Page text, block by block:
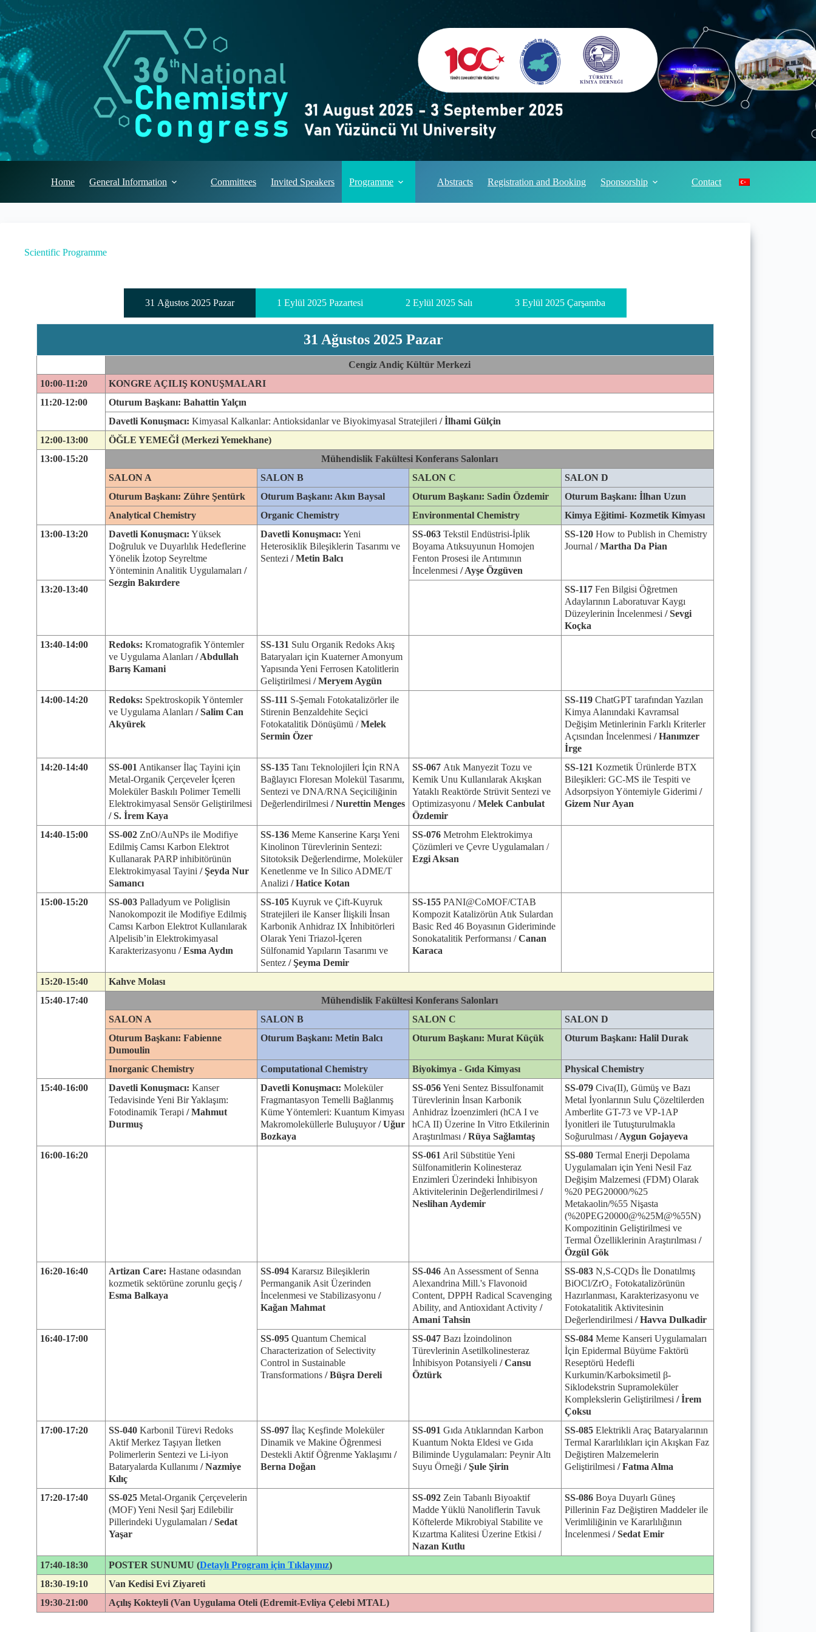
Home General Information Committees Invited Speakers Programme Abstracts Registration and Booking Sponsorship Contact
Scientific Programme
31 Ağustos 2025 Pazar 1 Eylül 2025 Pazartesi 2 Eylül 2025 Salı 3 Eylül 2025 Çarşamba
31 Ağustos 2025 Pazar
Cengiz Andiç Kültür Merkezi
10:00-11:20
KONGRE AÇILIŞ KONUŞMALARI
11:20-12:00
Oturum Başkanı: Bahattin Yalçın
Davetli Konuşmacı: Kimyasal Kalkanlar: Antioksidanlar ve Biyokimyasal Stratejileri / İlhami Gülçin
12:00-13:00
ÖĞLE YEMEĞİ (Merkezi Yemekhane)
13:00-15:20
Mühendislik Fakültesi Konferans Salonları
SALON A
SALON B SALON C
SALON D
Oturum Başkanı: Zühre Şentürk
Oturum Başkanı: Akın Baysal Oturum Başkanı: Sadin Özdemir
Oturum Başkanı: İlhan Uzun
Analytical Chemistry
Organic Chemistry Environmental Chemistry
Kimya Eğitimi- Kozmetik Kimyası
13:00-13:20
Davetli Konuşmacı: Yüksek
Doğruluk ve Duyarlılık Hedeflerine
Yönelik İzotop Seyreltme
Yönteminin Analitik Uygulamaları /
Sezgin Bakırdere
Davetli Konuşmacı: Yeni
Heterosiklik Bileşiklerin Tasarımı ve
Sentezi / Metin Balcı
SS-063 Tekstil Endüstrisi-İplik
Boyama Atıksuyunun Homojen
Fenton Prosesi ile Arıtımının
İncelenmesi / Ayşe Özgüven
SS-120 How to Publish in Chemistry
Journal / Martha Da Pian
13:20-13:40 SS-117 Fen Bilgisi Öğretmen
Adaylarının Laboratuvar Kaygı
Düzeylerinin İncelenmesi / Sevgi
Koçka
13:40-14:00
Redoks: Kromatografik Yöntemler
ve Uygulama Alanları / Abdullah
Barış Kamani
SS-131 Sulu Organik Redoks Akış
Bataryaları için Kuaterner Amonyum
Yapısında Yeni Ferrosen Katolitlerin
Geliştirilmesi / Meryem Aygün
14:00-14:20
Redoks: Spektroskopik Yöntemler
ve Uygulama Alanları / Salim Can
Akyürek
SS-111 S-Şemalı Fotokatalizörler ile
Stirenin Benzaldehite Seçici
Fotokatalitik Dönüşümü /Melek
Sermin Özer
SS-119 ChatGPT tarafından Yazılan
Kimya Alanındaki Kavramsal
Değişim Metinlerinin Farklı Kriterler
Açısından İncelenmesi / Hanımzer
İrge
14:20-14:40
SS-001 Antikanser İlaç Tayini için
Metal-Organik Çerçeveler İçeren
Moleküler Baskılı Polimer Temelli
Elektrokimyasal Sensör Geliştirilmesi
/ S. İrem Kaya
SS-135 Tanı Teknolojileri İçin RNA
Bağlayıcı Floresan Molekül Tasarımı,
Sentezi ve DNA/RNA Seçiciliğinin
Değerlendirilmesi / Nurettin Menges
SS-067 Atık Manyezit Tozu ve
Kemik Unu Kullanılarak Akışkan
Yataklı Reaktörde Strüvit Sentezi ve
Optimizasyonu / Melek Canbulat
Özdemir
SS-121 Kozmetik Ürünlerde BTX
Bileşikleri: GC-MS ile Tespiti ve
Adsorpsiyon Yöntemiyle Giderimi /
Gizem Nur Ayan
14:40-15:00 SS-002 ZnO/AuNPs ile Modifiye
Edilmiş Camsı Karbon Elektrot
Kullanarak PARP inhibitörünün
Elektrokimyasal Tayini / Şeyda Nur
Samancı
SS-136 Meme Kanserine Karşı Yeni
Kinolinon Türevlerinin Sentezi:
Sitotoksik Değerlendirme, Moleküler
Kenetlenme ve In Silico ADME/T
Analizi / Hatice Kotan
SS-076 Metrohm Elektrokimya
Çözümleri ve Çevre Uygulamaları /
Ezgi Aksan
15:00-15:20 SS-003 Palladyum ve Poliglisin
Nanokompozit ile Modifiye Edilmiş
Camsı Karbon Elektrot Kullanılarak
Alpelisib’in Elektrokimyasal
Karakterizasyonu / Esma Aydın
SS-105 Kuyruk ve Çift-Kuyruk
Stratejileri ile Kanser İlişkili İnsan
Karbonik Anhidraz IX İnhibitörleri
Olarak Yeni Triazol-İçeren
Sülfonamid Yapıların Tasarımı ve
Sentez / Şeyma Demir
SS-155 PANI@CoMOF/CTAB
Kompozit Katalizörün Atık Sulardan
Basic Red 46 Boyasının Gideriminde
Sonokatalitik Performansı /Canan
Karaca
15:20-15:40
Kahve Molası
15:40-17:40
Mühendislik Fakültesi Konferans Salonları
SALON A
SALON B SALON C
SALON D
Oturum Başkanı: Fabienne
Dumoulin
Oturum Başkanı: Metin Balcı Oturum Başkanı: Murat Küçük Oturum Başkanı: Halil Durak
Inorganic Chemistry Computational Chemistry Biyokimya - Gıda Kimyası
Physical Chemistry
15:40-16:00
Davetli Konuşmacı: Kanser
Tedavisinde Yeni Bir Yaklaşım:
Fotodinamik Terapi / Mahmut
Durmuş
Davetli Konuşmacı: Moleküler
Fragmantasyon Temelli Bağlanmış
Küme Yöntemleri: Kuantum Kimyası
Makromoleküllerle Buluşuyor/ Uğur
Bozkaya
SS-056Yeni Sentez Bissulfonamit
Türevlerinin İnsan Karbonik
Anhidraz İzoenzimleri (hCA I ve
hCA II) Üzerine In Vitro Etkilerinin
Araştırılması / Rüya Sağlamtaş
SS-079 Civa(II), Gümüş ve Bazı
Metal İyonlarının Sulu Çözeltilerden
Amberlite GT-73 ve VP-1AP
İyonitleri ile Tutuşturulmakla
Soğurulması / Aygun Gojayeva
16:00-16:20
SS-061 Aril Sübstitüe Yeni
Sülfonamitlerin Kolinesteraz
Enzimleri Üzerindeki İnhibisyon
Aktivitelerinin Değerlendirilmesi /
Neslihan Aydemir
SS-080 Termal Enerji Depolama
Uygulamaları için Yeni Nesil Faz
Değişim Malzemesi (FDM) Olarak
%20 PEG20000/%25
Metakaolin/%55 Nişasta
(%20PEG20000@%25M@%55N)
Kompozitinin Geliştirilmesi ve
Termal Özelliklerinin Araştırılması /
Özgül Gök
16:20-16:40
Artizan Care: Hastane odasından
kozmetik sektörüne zorunlu geçiş /
Esma Balkaya
SS-094 Kararsız Bileşiklerin
Permanganik Asit Üzerinden
İncelenmesi ve Stabilizasyonu /
Kağan Mahmat
SS-046 An Assessment of Senna
Alexandrina Mill.'s Flavonoid
Content, DPPH Radical Scavenging
Ability, and Antioxidant Activity /
Amani Tahsin
SS-083 N,S-CQDs İle Donatılmış
BiOCl/ZrO₂ Fotokatalizörünün
Hazırlanması, Karakterizasyonu ve
Fotokatalitik Aktivitesinin
Değerlendirilmesi / Havva Dulkadir
16:40-17:00
SS-095 Quantum Chemical
Characterization of Selectivity
Control in Sustainable
Transformations / Büşra Dereli
SS-047 Bazı İzoindolinon
Türevlerinin Asetilkolinesteraz
İnhibisyon Potansiyeli / Cansu
Öztürk
SS-084 Meme Kanseri Uygulamaları
İçin Epidermal Büyüme Faktörü
Reseptörü Hedefli
Kurkumin/Karboksimetil β-
Siklodekstrin Supramoleküler
Komplekslerin Geliştirilmesi / İrem
Çoksu
17:00-17:20
SS-040 Karbonil Türevi Redoks
Aktif Merkez Taşıyan İletken
Polimerlerin Sentezi ve Li-iyon
Bataryalarda Kullanımı / Nazmiye
Kılıç
SS-097 İlaç Keşfinde Moleküler
Dinamik ve Makine Öğrenmesi
Destekli Aktif Öğrenme Yaklaşımı /
Berna Doğan
SS-091 Gıda Atıklarından Karbon
Kuantum Nokta Eldesi ve Gıda
Biliminde Uygulamaları: Peynir Altı
Suyu Örneği / Şule Şirin
SS-085 Elektrikli Araç Bataryalarının
Termal Kararlılıkları için Akışkan Faz
Değiştiren Malzemelerin
Geliştirilmesi / Fatma Alma
17:20-17:40 SS-025 Metal-Organik Çerçevelerin
(MOF) Yeni Nesil Şarj Edilebilir
Pillerindeki Uygulamaları / Sedat
Yaşar
SS-092 Zein Tabanlı Biyoaktif
Madde Yüklü Nanoliflerin Tavuk
Köftelerde Mikrobiyal Stabilite ve
Kızartma Kalitesi Üzerine Etkisi /
Nazan Kutlu
SS-086 Boya Duyarlı Güneş
Pillerinin Faz Değiştiren Maddeler ile
Verimliliğinin ve Kararlılığının
İncelenmesi / Sedat Emir
17:40-18:30 POSTER SUNUMU (Detaylı Program için Tıklayınız)
18:30-19:10
Van Kedisi Evi Ziyareti
19:30-21:00
Açılış Kokteyli (Van Uygulama Oteli (Edremit-Evliya Çelebi MTAL)